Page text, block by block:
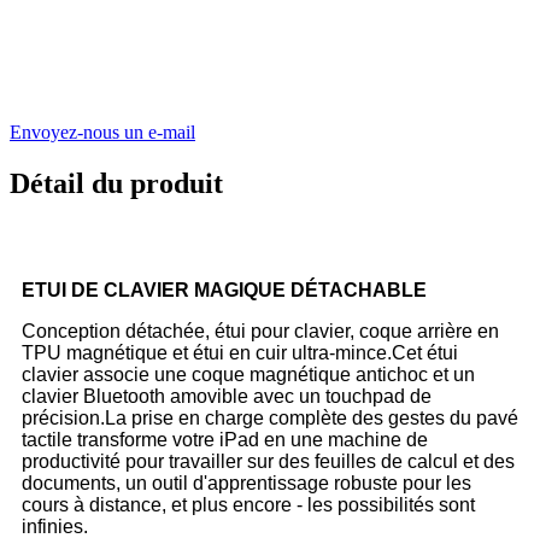
Envoyez-nous un e-mail
Détail du produit
ETUI DE CLAVIER MAGIQUE DÉTACHABLE
Conception détachée, étui pour clavier, coque arrière en
TPU magnétique et étui en cuir ultra-mince.Cet étui
clavier associe une coque magnétique antichoc et un
clavier Bluetooth amovible avec un touchpad de
précision.La prise en charge complète des gestes du pavé
tactile transforme votre iPad en une machine de
productivité pour travailler sur des feuilles de calcul et des
documents, un outil d'apprentissage robuste pour les
cours à distance, et plus encore - les possibilités sont
infinies.